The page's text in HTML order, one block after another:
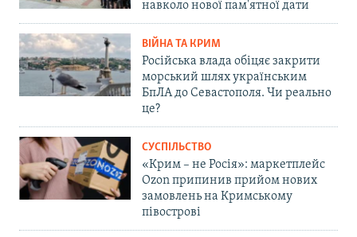
навколо нової пам'ятної дати
ВІЙНА ТА КРИМ
Російська влада обіцяє закрити
морський шлях українським
БпЛА до Севастополя. Чи реально
це?
СУСПІЛЬСТВО
«Крим – не Росія»: маркетплейс
Ozon припинив прийом нових
замовлень на Кримському
півострові